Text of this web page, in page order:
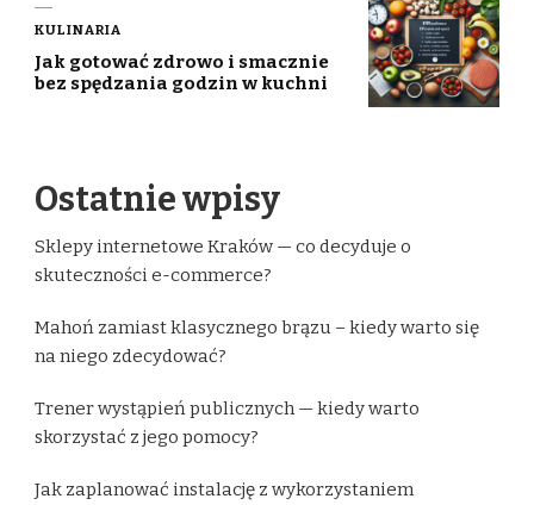
KULINARIA
Jak gotować zdrowo i smacznie
bez spędzania godzin w kuchni
Ostatnie wpisy
Sklepy internetowe Kraków — co decyduje o
skuteczności e-commerce?
Mahoń zamiast klasycznego brązu – kiedy warto się
na niego zdecydować?
Trener wystąpień publicznych — kiedy warto
skorzystać z jego pomocy?
Jak zaplanować instalację z wykorzystaniem